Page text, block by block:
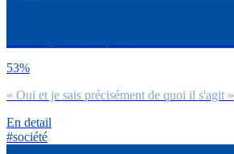
53%
« Oui et je sais précisément de quoi il s'agit »
En detail
#société